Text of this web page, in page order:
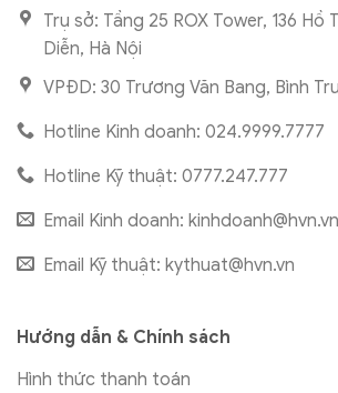
Trụ sở: Tầng 25 ROX Tower, 136 Hồ
Diễn, Hà Nội
VPĐD: 30 Trương Văn Bang, Bình
Hotline Kinh doanh: 024.9999.7777
Hotline Kỹ thuật: 0777.247.777
Email Kinh doanh: kinhdoanh@hvn.vn
Email Kỹ thuật: kythuat@hvn.vn
Hướng dẫn & Chính sách
Hình thức thanh toán